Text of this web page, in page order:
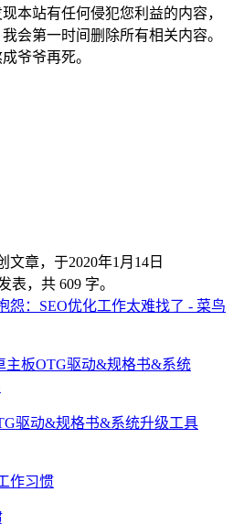
本站有任何侵犯您利益的内容，
会第一时间删除所有相关内容。
爷爷再死。
文章，于2020年1月14日
表，共 609 字。
怨：SEO优化工作太难找了 - 菜鸟
驱动&规格书&系统升级工具